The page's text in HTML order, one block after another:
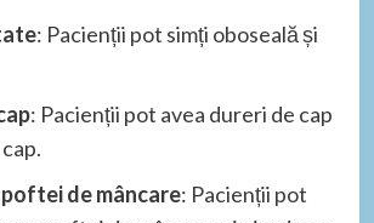
: Pacienții pot simți oboseală și
: Pacienții pot avea dureri de cap
de mâncare: Pacienții pot